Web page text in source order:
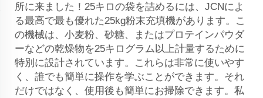
所に来ました！25キロの袋を詰めるには、JCNによ
る最高で最も優れた25kg粉末充填機があります。こ
の機械は、小麦粉、砂糖、またはプロテインパウダ
ーなどの乾燥物を25キログラム以上計量するために
特別に設計されています。これらは非常に使いやす
く、誰でも簡単に操作を学ぶことができます。それ
だけではなく、使用後も簡単にお掃除できます。私